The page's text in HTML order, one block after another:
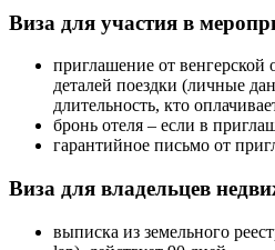
Виза для участия в
приглашение от венгерской
деталей поездки (личные
длительность, кто
бронь отеля – если в
гарантийное письмо от
Виза для владельцев
выписка из земельного